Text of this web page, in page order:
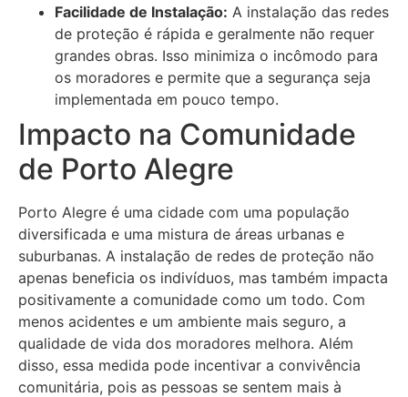
Facilidade de Instalação: A instalação das redes
de proteção é rápida e geralmente não requer
grandes obras. Isso minimiza o incômodo para
os moradores e permite que a segurança seja
implementada em pouco tempo.
Impacto na Comunidade
de Porto Alegre
Porto Alegre é uma cidade com uma população
diversificada e uma mistura de áreas urbanas e
suburbanas. A instalação de redes de proteção não
apenas beneficia os indivíduos, mas também impacta
positivamente a comunidade como um todo. Com
menos acidentes e um ambiente mais seguro, a
qualidade de vida dos moradores melhora. Além
disso, essa medida pode incentivar a convivência
comunitária, pois as pessoas se sentem mais à